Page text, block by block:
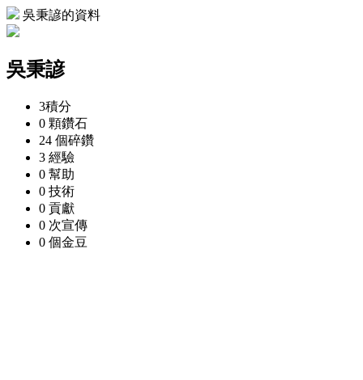
吳秉諺的資料
吳秉諺
3積分
0 顆鑽石
24 個碎鑽
3 經驗
0 幫助
0 技術
0 貢獻
0 次宣傳
0 個金豆